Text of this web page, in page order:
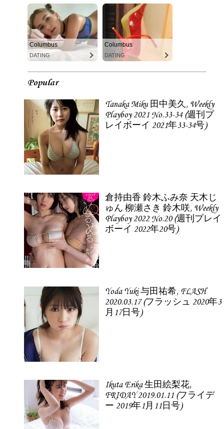
Columbus
DATING
Columbus
DATING
Popular
Tanaka Miku 田中美久, Weekly
Playboy 2021 No.33-34 (週刊プ
レイボーイ 2021年33-34号)
倉持由香 鈴木ふみ奈 天木じ
ゅん 柳瀬さき 鈴木咲, Weekly
Playboy 2022 No.20 (週刊プレイ
ボーイ 2022年20号)
Yoda Yuki 与田祐希, FLASH
2020.03.17 (フラッシュ 2020年3
月17日号)
Ikuta Erika 生田絵梨花,
FRIDAY 2019.01.11 (フライデ
ー 2019年1月11日号)